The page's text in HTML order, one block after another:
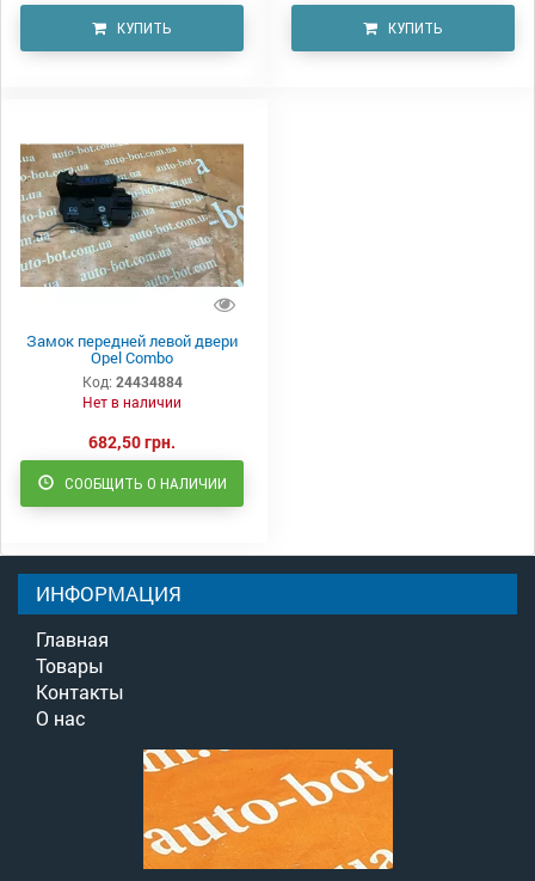
КУПИТЬ КУПИТЬ
Замок передней левой двери
Opel Combo
Код: 24434884
Нет в наличии
682,50 грн.
СООБЩИТЬ О НАЛИЧИИ
ИНФОРМАЦИЯ
Главная
Товары
Контакты
О нас